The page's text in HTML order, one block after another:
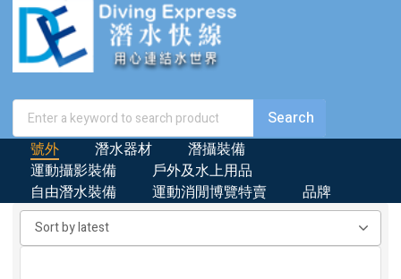
號外 潛水器材
潛攝裝備
運動攝影裝備
戶外及水上用品
自由潛水裝備
運動消閒博覽特賣 品牌